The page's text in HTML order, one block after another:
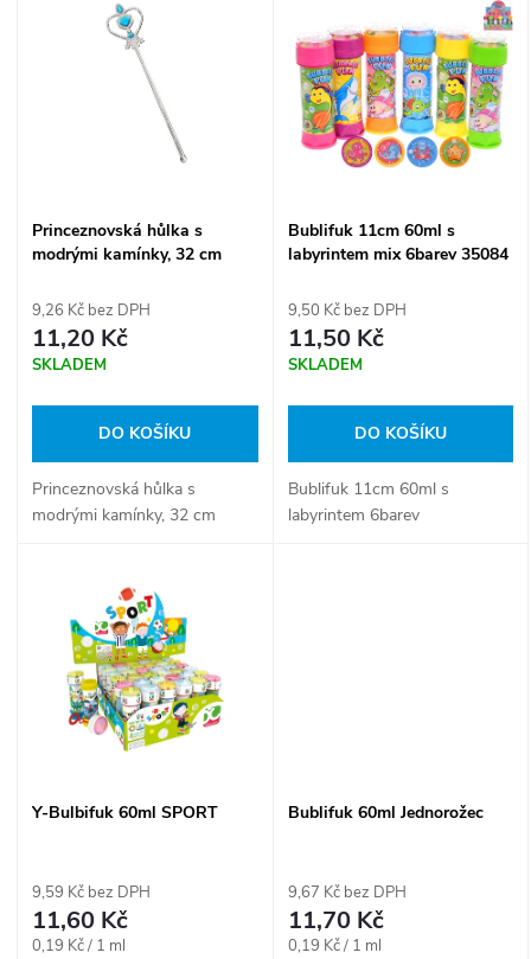
p
o
u
s
o
d
u
Princeznovská hůlka s
modrými kamínky, 32 cm
9,26 Kč bez DPH
11,20 Kč
SKLADEM
DO KOŠÍKU
Princeznovská hůlka s
modrými kamínky, 32 cm
Bublifuk 11cm 60ml s
labyrintem mix 6barev 35084
9,50 Kč bez DPH
11,50 Kč
SKLADEM
DO KOŠÍKU
Bublifuk 11cm 60ml s
labyrintem 6barev
Y-Bulbifuk 60ml SPORT
9,59 Kč bez DPH
11,60 Kč
Měrná
0,19 Kč / 1 ml
Bublifuk 60ml Jednorožec
9,67 Kč bez DPH
11,70 Kč
Měrná
0,19 Kč / 1 ml